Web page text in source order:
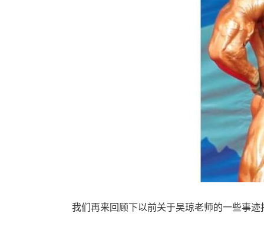
我们再来回顾下以前关于吴琼老师的一些事迹